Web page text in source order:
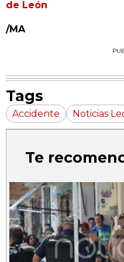
de León
/MA
Tags
Accidente Noticias
Te